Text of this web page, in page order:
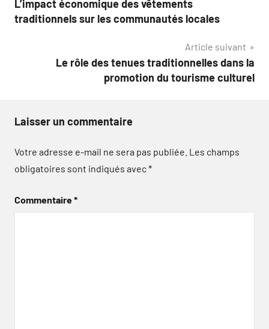
de
L’impact économique des vêtements
traditionnels sur les communautés locales
Article suivant
Le rôle des tenues traditionnelles dans la
promotion du tourisme culturel
Laisser un commentaire
Votre adresse e-mail ne sera pas publiée. Les champs
obligatoires sont indiqués avec*
Commentaire*